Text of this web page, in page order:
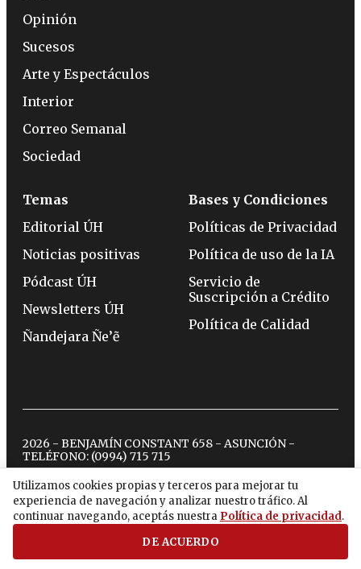
Utilizamos cookies propias y terceros para mejorar tu
experiencia de navegación y analizar nuestro tráfico. Al
continuar navegando, aceptás nuestra Política de privacidad.
DE ACUERDO
Opinión
Sucesos
Arte y Espectáculos
Interior
Correo Semanal
Sociedad
Temas
Editorial ÚH
Noticias positivas
Pódcast ÚH
Newsletters ÚH
Ñandejara Ñe’ẽ
Bases y Condiciones
Políticas de Privacidad
Política de uso de la IA
Servicio de
Suscripción a Crédito
Política de Calidad
2026 - BENJAMÍN CONSTANT 658 - ASUNCIÓN -
TELÉFONO: (0994) 715 715
twitterinstagram
facebook
tiktokyoutubespotify